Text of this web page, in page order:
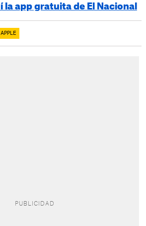
la app gratuita de El Nacional